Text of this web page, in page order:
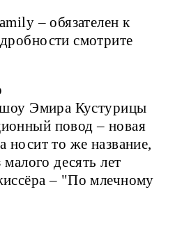
– обязателен к
смотрите
Эмира Кустурицы
повод – новая
носит то же название,
десять лет
– "По млечному